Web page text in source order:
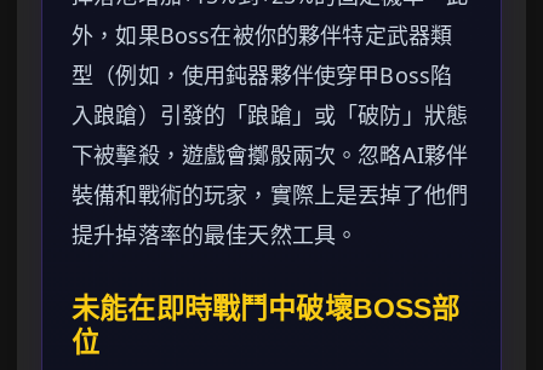
外，如果Boss在被你的夥伴特定武器類
型（例如，使用鈍器夥伴使穿甲Boss陷
入踉蹌）引發的「踉蹌」或「破防」狀態
下被擊殺，遊戲會擲骰兩次。忽略AI夥伴
裝備和戰術的玩家，實際上是丟掉了他們
提升掉落率的最佳天然工具。
未能在即時戰鬥中破壞BOSS部
位